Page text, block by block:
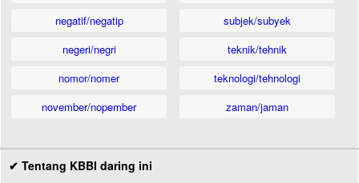
negatif/negatip
negeri/negri
nomor/nomer
november/nopember
subjek/subyek
teknik/tehnik
teknologi/tehnologi
zaman/jaman
✔ Tentang KBBI daring ini